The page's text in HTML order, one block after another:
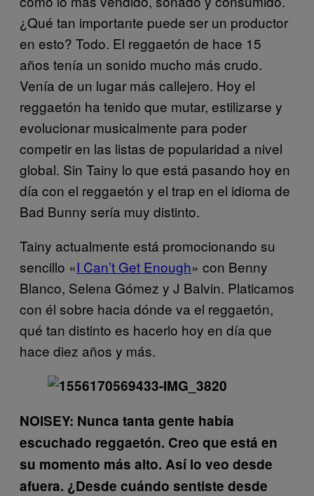
¿Qué tan importante puede ser un productor
en esto? Todo. El reggaetón de hace 15
años tenía un sonido mucho más crudo.
Venía de un lugar más callejero. Hoy el
reggaetón ha tenido que mutar, estilizarse y
evolucionar musicalmente para poder
competir en las listas de popularidad a nivel
global. Sin Tainy lo que está pasando hoy en
día con el reggaetón y el trap en el idioma de
Bad Bunny sería muy distinto.
Tainy actualmente está promocionando su
sencillo «I Can’t Get Enough» con Benny
Blanco, Selena Gómez y J Balvin. Platicamos
con él sobre hacia dónde va el reggaetón,
qué tan distinto es hacerlo hoy en día que
hace diez años y más.
NOISEY: Nunca tanta gente había
escuchado reggaetón. Creo que está en
su momento más alto. Así lo veo desde
afuera. ¿Desde cuándo sentiste desde